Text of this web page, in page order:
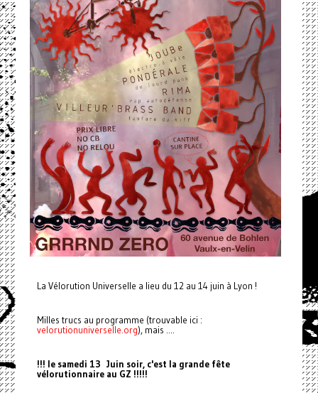
La Vélorution Universelle a lieu du 12 au 14 juin à Lyon !
Milles trucs au programme (trouvable ici :
velorutionuniverselle.org), mais ....
!!! le samedi 13 Juin soir, c'est la grande fête
vélorutionnaire au GZ !!!!!